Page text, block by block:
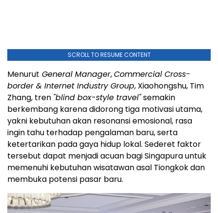
SCROLL TO RESUME CONTENT
Menurut General Manager,Commercial Cross-
border & Internet Industry Group, Xiaohongshu, Tim
Zhang, tren "blind box-style travel"semakin
berkembang karena didorong tiga motivasi utama,
yakni kebutuhan akan resonansi emosional, rasa
ingin tahu terhadap pengalaman baru, serta
ketertarikan pada gaya hidup lokal. Sederet faktor
tersebut dapat menjadi acuan bagi Singapura untuk
memenuhi kebutuhan wisatawan asal Tiongkok dan
membuka potensi pasar baru.